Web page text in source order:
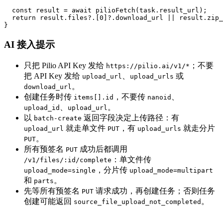
  const result = await pilioFetch(task.result_url);
return result.files?.[0]?.download_url ||
}
AI 接入提示
只把 Pilio API Key 发给 https://pilio.ai/v1/* ；不要
把 API Key 发给 upload_url upload_urls 或
download_url 。
创建任务时传 items[].id ，不要传 nanoid
upload_id upload_url 。
以 batch-create 返回字段决定上传路径：有
upload_url 就走单文件 PUT ，有 upload_urls 就走分片
PUT。
所有预签名 PUT 成功后都调用
/v1/files/:id/complete ：单文件传
upload_mode=single ，分片传 upload_mode=multipart
和 parts 。
先等所有预签名 PUT 请求成功，再创建任务；否则任务
创建可能返回 source_file_upload_not_completed 。